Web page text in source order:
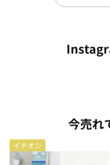
今売れ
イチオシ